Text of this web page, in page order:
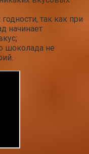
так как при
начинает
шоколада не